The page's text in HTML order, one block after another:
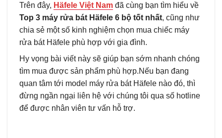
Trên đây, Häfele Việt Nam đã cùng bạn tìm hiểu về
Top 3 máy rửa bát Häfele 6 bộ tốt nhất, cũng như
chia sẻ một số kinh nghiệm chọn mua chiếc máy
rửa bát Häfele phù hợp với gia đình.
Hy vọng bài viết này sẽ giúp bạn sớm nhanh chóng
tìm mua được sản phẩm phù hợp.Nếu bạn đang
quan tâm tới model máy rửa bát Häfele nào đó, thì
đừng ngần ngại liên hệ với chúng tôi qua số hotline
để được nhân viên tư vấn hỗ trợ.